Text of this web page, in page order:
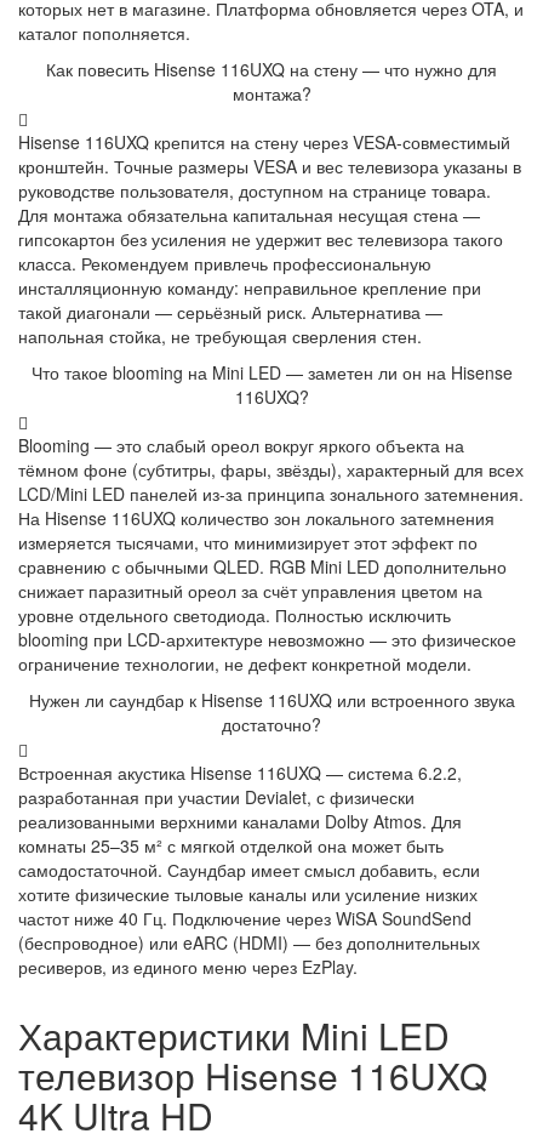
которых нет в магазине. Платформа обновляется через OTA, и
каталог пополняется.
Как повесить Hisense 116UXQ на стену — что нужно для
монтажа?
Hisense 116UXQ крепится на стену через VESA-совместимый
кронштейн. Точные размеры VESA и вес телевизора указаны в
руководстве пользователя, доступном на странице товара.
Для монтажа обязательна капитальная несущая стена —
гипсокартон без усиления не удержит вес телевизора такого
класса. Рекомендуем привлечь профессиональную
инсталляционную команду: неправильное крепление при
такой диагонали — серьёзный риск. Альтернатива —
напольная стойка, не требующая сверления стен.
Что такое blooming на Mini LED — заметен ли он на Hisense
116UXQ?
Blooming — это слабый ореол вокруг яркого объекта на
тёмном фоне (субтитры, фары, звёзды), характерный для всех
LCD/Mini LED панелей из-за принципа зонального затемнения.
На Hisense 116UXQ количество зон локального затемнения
измеряется тысячами, что минимизирует этот эффект по
сравнению с обычными QLED. RGB Mini LED дополнительно
снижает паразитный ореол за счёт управления цветом на
уровне отдельного светодиода. Полностью исключить
blooming при LCD-архитектуре невозможно — это физическое
ограничение технологии, не дефект конкретной модели.
Нужен ли саундбар к Hisense 116UXQ или встроенного звука
достаточно?
Встроенная акустика Hisense 116UXQ — система 6.2.2,
разработанная при участии Devialet, с физически
реализованными верхними каналами Dolby Atmos. Для
комнаты 25–35 м² с мягкой отделкой она может быть
самодостаточной. Саундбар имеет смысл добавить, если
хотите физические тыловые каналы или усиление низких
частот ниже 40 Гц. Подключение через WiSA SoundSend
(беспроводное) или eARC (HDMI) — без дополнительных
ресиверов, из единого меню через EzPlay.
Характеристики Mini LED
телевизор Hisense 116UXQ
4K Ultra HD